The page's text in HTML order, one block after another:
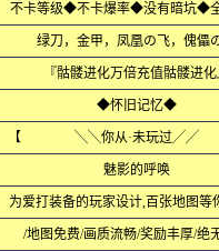
不卡等级◆不卡爆率◆没有暗坑◆全
绿刀，金甲，凤凰の飞，傀儡
『骷髅进化万倍充值骷髅进化
◆怀旧记忆◆
【 ╲╲你从·未玩过
魅影的呼唤
为爱打装备的玩家设计,百张地图等
/地图免费/画质流畅/奖励丰厚/绝